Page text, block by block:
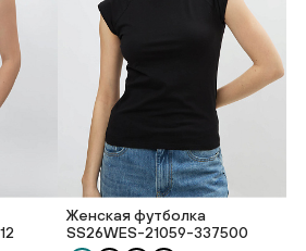
Женская футболка
SS26WES-21059-337500